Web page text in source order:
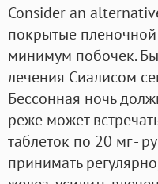
Consider an
покрытые
минимум побочек.
лечения Сиалисом
Бессонная ночь
реже может
таблеток по 20 мг -
принимать